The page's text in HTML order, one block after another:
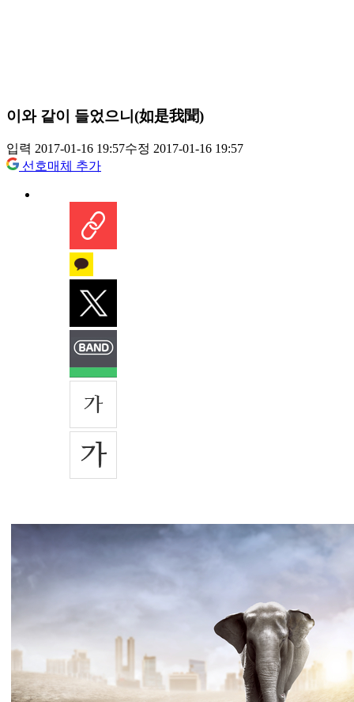
이와 같이 들었으니(如是我聞)
입력 2017-01-16 19:57수정 2017-01-16 19:57
선호매체 추가